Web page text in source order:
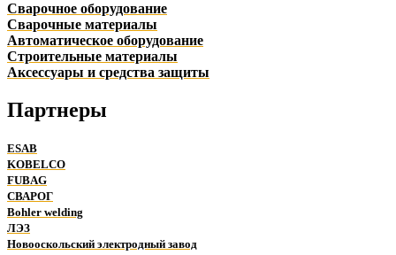
Сварочное оборудование
Сварочные материалы
Автоматическое оборудование
Строительные материалы
Аксессуары и средства защиты
Партнеры
ESAB
KOBELCO
FUBAG
СВАРОГ
Bohler welding
ЛЭЗ
Новооскольский электродный завод